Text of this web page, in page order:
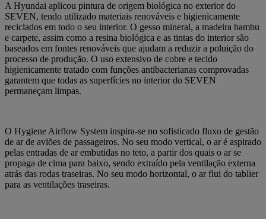
A Hyundai aplicou pintura de origem biológica no exterior do
SEVEN, tendo utilizado materiais renováveis e higienicamente
reciclados em todo o seu interior. O gesso mineral, a madeira bambu
e carpete, assim como a resina biológica e as tintas do interior são
baseados em fontes renováveis que ajudam a reduzir a poluição do
processo de produção. O uso extensivo de cobre e tecido
higienicamente tratado com funções antibacterianas comprovadas
garantem que todas as superfícies no interior do SEVEN
permaneçam limpas.
O Hygiene Airflow System inspira-se no sofisticado fluxo de gestão
de ar de aviões de passageiros. No seu modo vertical, o ar é aspirado
pelas entradas de ar embutidas no teto, a partir dos quais o ar se
propaga de cima para baixo, sendo extraído pela ventilação externa
atrás das rodas traseiras. No seu modo horizontal, o ar flui do tablier
para as ventilações traseiras.